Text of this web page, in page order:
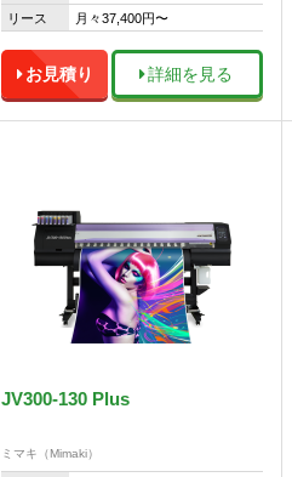
リース 月々37,400円〜
お見積り 詳細を見る
JV300-130 Plus
ミマキ（Mimaki）